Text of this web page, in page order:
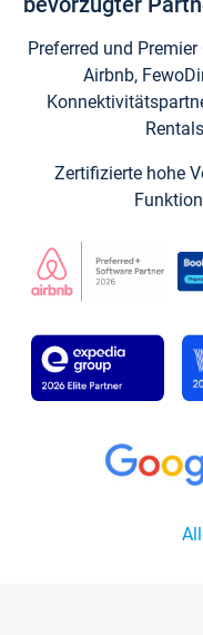
Preferred und
Airbnb,
Zertifizierte hohe